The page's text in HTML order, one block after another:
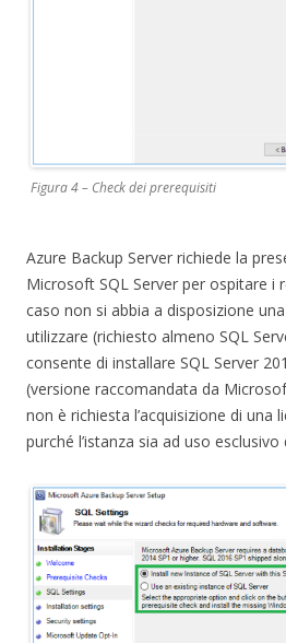
Figura 4 – Check dei prerequisiti
Azure Backup Server richiede la
Microsoft SQL Server per ospitare i
caso non si abbia a disposizione
utilizzare (richiesto almeno SQL
consente di installare SQL Server
(versione raccomandata da
non è richiesta l’acquisizione di una
purché l’istanza sia ad uso esclusivo